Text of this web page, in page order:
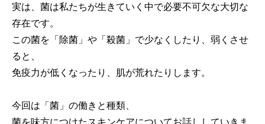
実は、菌は私たちが生きていく中で必要不可欠な大切な
存在です。
この菌を「除菌」や「殺菌」で少なくしたり、弱くさせ
ると、
免疫力が低くなったり、肌が荒れたりします。
今回は「菌」の働きと種類、